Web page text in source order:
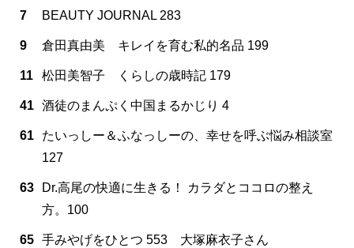
7 BEAUTY JOURNAL 283
9 倉田真由美 キレイを育む私的名品 199
11 松田美智子 くらしの歳時記 179
41 酒徒のまんぷく中国まるかじり 4
61
たいっしー＆ふなっしーの、幸せを呼ぶ悩み相談室
127
63
Dr.高尾の快適に生きる！ カラダとココロの整え
方。100
65 手みやげをひとつ 553 大塚麻衣子さん